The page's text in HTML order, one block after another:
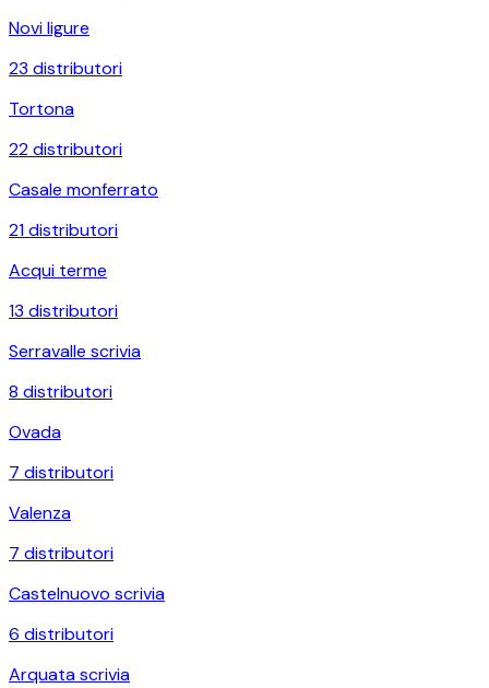
Novi ligure
23 distributori
Tortona
22distributori
Casale monferrato
21distributori
Acqui terme
13 distributori
Serravalle scrivia
8 distributori
Ovada
7 distributori
Valenza
7 distributori
Castelnuovo scrivia
6 distributori
Arquata scrivia